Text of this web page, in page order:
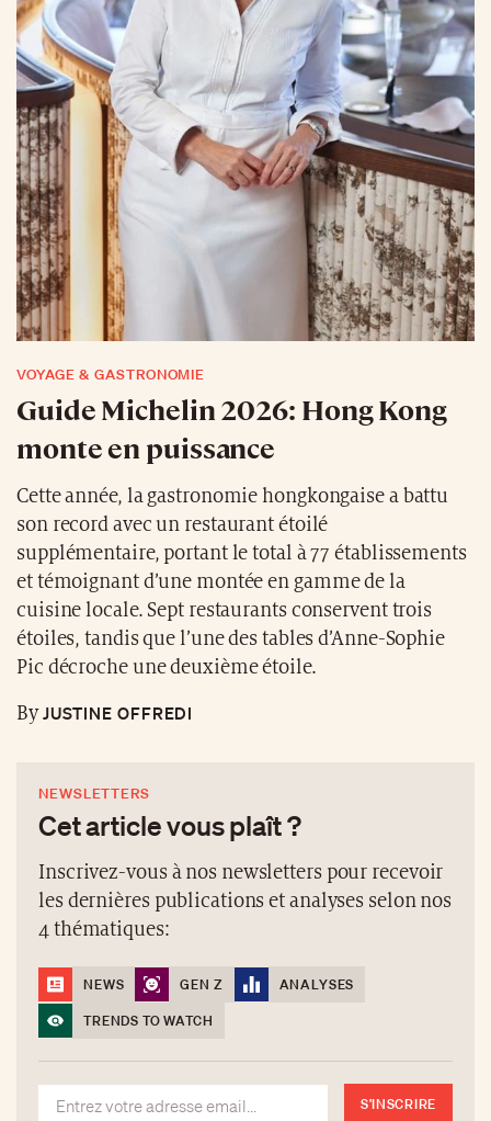
VOYAGE & GASTRONOMIE
Guide Michelin 2026: Hong Kong
monte en puissance
Cette année, la gastronomie hongkongaise a battu
son record avec un restaurant étoilé
supplémentaire, portant le total à 77 établissements
et témoignant d’une montée en gamme de la
cuisine locale. Sept restaurants conservent trois
étoiles, tandis que l’une des tables d’Anne-Sophie
Pic décroche une deuxième étoile.
ByJUSTINE OFFREDI
NEWSLETTERS
Cet article vous plaît ?
Inscrivez-vous à nos newsletters pour recevoir
les dernières publications et analyses selon nos
4 thématiques:
NEWS GEN Z
ANALYSES
TRENDS TO WATCH
S'INSCRIRE